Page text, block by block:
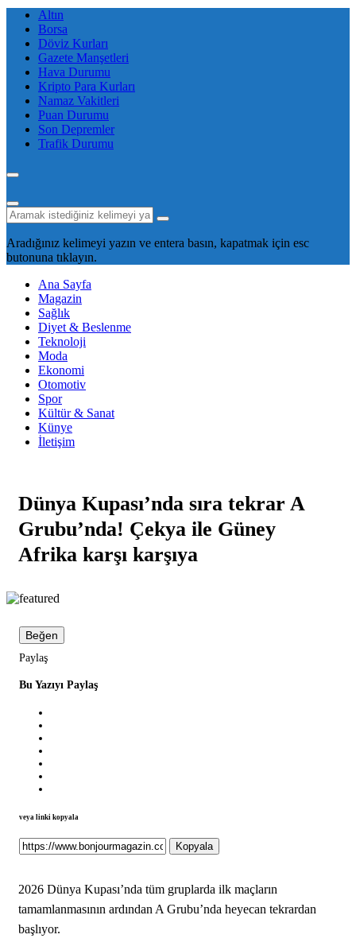
Altın
Borsa
Döviz Kurları
Gazete Manşetleri
Hava Durumu
Kripto Para Kurları
Namaz Vakitleri
Puan Durumu
Son Depremler
Trafik Durumu
Aradığınız kelimeyi yazın ve entera basın, kapatmak için esc
butonuna tıklayın.
Ana Sayfa
Magazin
Sağlık
Diyet & Beslenme
Teknoloji
Moda
Ekonomi
Otomotiv
Spor
Kültür & Sanat
Künye
İletişim
Dünya Kupası’nda sıra tekrar A
Grubu’nda! Çekya ile Güney
Afrika karşı karşıya
Beğen
Paylaş
Bu Yazıyı Paylaş
veya linki kopyala
Kopyala
2026 Dünya Kupası’nda tüm gruplarda ilk maçların
tamamlanmasının ardından A Grubu’nda heyecan tekrardan
başlıyor.